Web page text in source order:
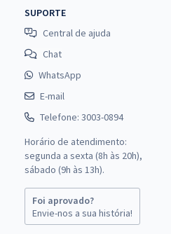
SUPORTE
Central de ajuda
Chat
WhatsApp
E-mail
Telefone: 3003-0894
Horário de atendimento:
segunda a sexta (8h às 20h),
sábado (9h às 13h).
Foi aprovado?
Envie-nos a sua história!